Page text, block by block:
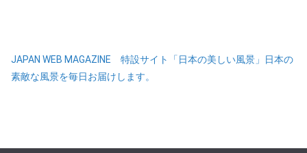
JAPAN WEB MAGAZINE 特設サイト「日本の美しい風景」日本の
素敵な風景を毎日お届けします。